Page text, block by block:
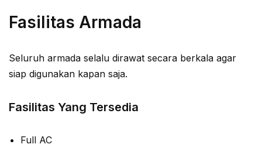
Fasilitas Armada
Seluruh armada selalu dirawat secara berkala agar
siap digunakan kapan saja.
Fasilitas Yang Tersedia
Full AC